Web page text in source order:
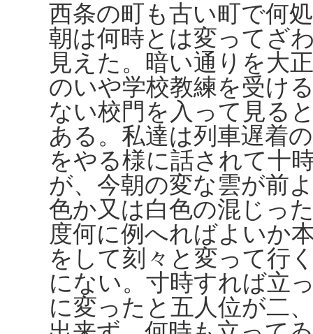
西条の町も古い町で何
朝は何時とは変ってざ
見えた。暗い通りを大
のいや学校教練を受け
ない校門を入って見る
ある。私達は列車遅着
をやる様に話されて十
が、今朝の変な雲が前
色か又は白色の混じっ
度何に例へればよいか
をして刻々と変って行
にない。寸時すれば立
に変ったと五人位が二